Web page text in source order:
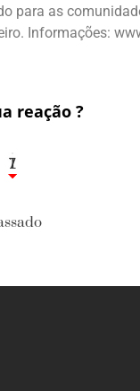
para as
Informações:
reação ?
1
7